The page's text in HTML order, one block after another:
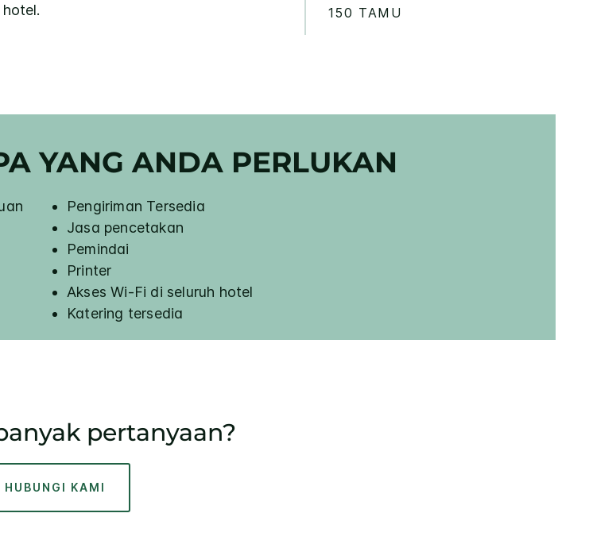
hotel.
150 TAMU
YANG ANDA PERLUKAN
Pengiriman Tersedia
Jasa pencetakan
Pemindai
Printer
Akses Wi-Fi di seluruh hotel
Katering tersedia
pertanyaan?
HUBUNGI KAMI